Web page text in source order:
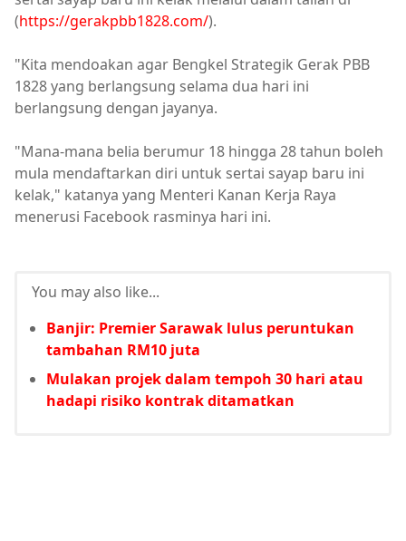
(https://gerakpbb1828.com/).
"Kita mendoakan agar Bengkel Strategik Gerak PBB
1828 yang berlangsung selama dua hari ini
berlangsung dengan jayanya.
"Mana-mana belia berumur 18 hingga 28 tahun boleh
mula mendaftarkan diri untuk sertai sayap baru ini
kelak," katanya yang Menteri Kanan Kerja Raya
menerusi Facebook rasminya hari ini.
You may also like...
Banjir: Premier Sarawak lulus peruntukan
tambahan RM10 juta
Mulakan projek dalam tempoh 30 hari atau
hadapi risiko kontrak ditamatkan